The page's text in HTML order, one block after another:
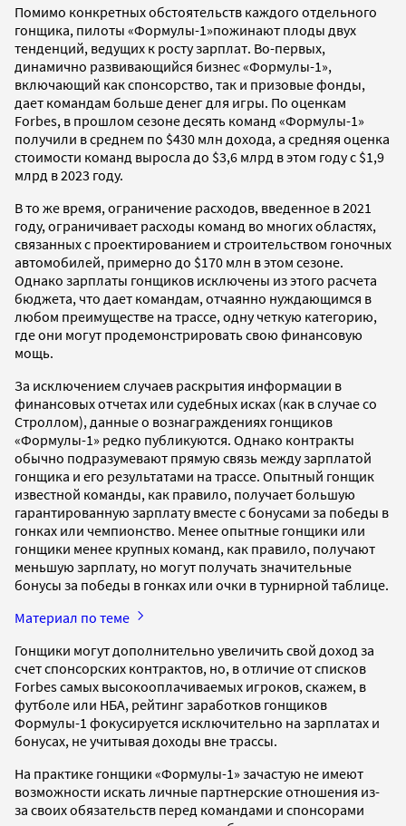
Помимо конкретных обстоятельств каждого отдельного
гонщика, пилоты «Формулы-1»пожинают плоды двух
тенденций, ведущих к росту зарплат. Во-первых,
динамично развивающийся бизнес «Формулы-1»,
включающий как спонсорство, так и призовые фонды,
дает командам больше денег для игры. По оценкам
Forbes, в прошлом сезоне десять команд «Формулы-1»
получили в среднем по $430 млн дохода, а средняя оценка
стоимости команд выросла до $3,6 млрд в этом году с $1,9
млрд в 2023 году.
В то же время, ограничение расходов, введенное в 2021
году, ограничивает расходы команд во многих областях,
связанных с проектированием и строительством гоночных
автомобилей, примерно до $170 млн в этом сезоне.
Однако зарплаты гонщиков исключены из этого расчета
бюджета, что дает командам, отчаянно нуждающимся в
любом преимуществе на трассе, одну четкую категорию,
где они могут продемонстрировать свою финансовую
мощь.
За исключением случаев раскрытия информации в
финансовых отчетах или судебных исках (как в случае со
Строллом), данные о вознаграждениях гонщиков
«Формулы-1» редко публикуются. Однако контракты
обычно подразумевают прямую связь между зарплатой
гонщика и его результатами на трассе. Опытный гонщик
известной команды, как правило, получает большую
гарантированную зарплату вместе с бонусами за победы в
гонках или чемпионство. Менее опытные гонщики или
гонщики менее крупных команд, как правило, получают
меньшую зарплату, но могут получать значительные
бонусы за победы в гонках или очки в турнирной таблице.
Материал по теме
Гонщики могут дополнительно увеличить свой доход за
счет спонсорских контрактов, но, в отличие от списков
Forbes самых высокооплачиваемых игроков, скажем, в
футболе или НБА, рейтинг заработков гонщиков
Формулы-1 фокусируется исключительно на зарплатах и ​​
бонусах, не учитывая доходы вне трассы.
На практике гонщики «Формулы-1» зачастую не имеют
возможности искать личные партнерские отношения из-
за своих обязательств перед командами и спонсорами